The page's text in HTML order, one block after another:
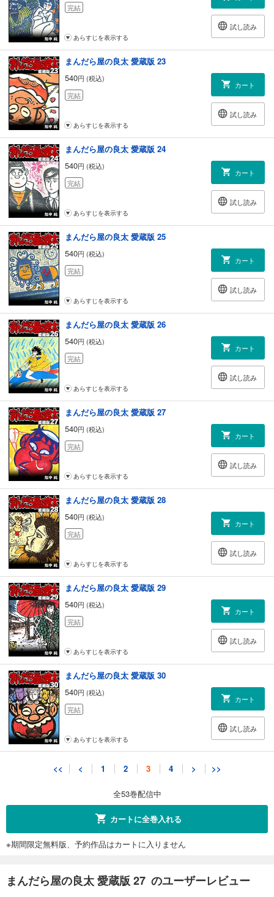
完結
試し読み
あらすじを表示する
まんだら屋の良太 愛蔵版 23
540円 (税込)
完結
カート
試し読み
あらすじを表示する
まんだら屋の良太 愛蔵版 24
540円 (税込)
完結
カート
試し読み
あらすじを表示する
まんだら屋の良太 愛蔵版 25
540円 (税込)
完結
カート
試し読み
あらすじを表示する
まんだら屋の良太 愛蔵版 26
540円 (税込)
完結
カート
試し読み
あらすじを表示する
まんだら屋の良太 愛蔵版 27
540円 (税込)
完結
カート
試し読み
あらすじを表示する
まんだら屋の良太 愛蔵版 28
540円 (税込)
完結
カート
試し読み
あらすじを表示する
まんだら屋の良太 愛蔵版 29
540円 (税込)
完結
カート
試し読み
あらすじを表示する
まんだら屋の良太 愛蔵版 30
540円 (税込)
完結
カート
試し読み
あらすじを表示する
まんだら屋の良太 愛蔵版 31
まんだら屋の良太 愛蔵版 32
完結
<< < 1 2 3 4 > >>
全53巻配信中
カートに全巻入れる
※期間限定無料版、予約作品はカートに入りません
まんだら屋の良太 愛蔵版 27 のユーザーレビュー